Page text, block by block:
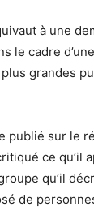
à une
le cadre
grandes
publié sur le
ce qu’il
qu’il
de